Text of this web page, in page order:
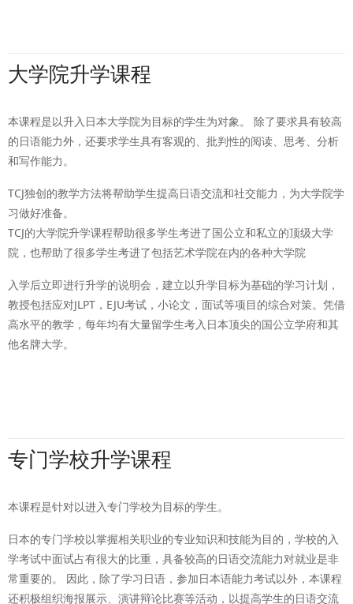
大学院升学课程
本课程是以升入日本大学院为目标的学生为对象。 除了要求具有较高
的日语能力外，还要求学生具有客观的、批判性的阅读、思考、分析
和写作能力。
TCJ独创的教学方法将帮助学生提高日语交流和社交能力，为大学院学
习做好准备。
TCJ的大学院升学课程帮助很多学生考进了国公立和私立的顶级大学
院，也帮助了很多学生考进了包括艺术学院在内的各种大学院
入学后立即进行升学的说明会，建立以升学目标为基础的学习计划，
教授包括应对JLPT，EJU考试，小论文，面试等项目的综合对策。凭借
高水平的教学，每年均有大量留学生考入日本顶尖的国公立学府和其
他名牌大学。
专门学校升学课程
本课程是针对以进入专门学校为目标的学生。
日本的专门学校以掌握相关职业的专业知识和技能为目的，学校的入
学考试中面试占有很大的比重，具备较高的日语交流能力对就业是非
常重要的。 因此，除了学习日语，参加日本语能力考试以外，本课程
还积极组织海报展示、演讲辩论比赛等活动，以提高学生的日语交流